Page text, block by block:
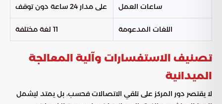
ساعات العمل على مدار 24 ساعة دون توقف
اللغات المدعومة 11 لغة مختلفة
تصنيف الاستفسارات وآلية المعالجة
الميدانية
لا يقتصر دور المركز على تلقي الاتصالات فحسب، بل يمتد ليشمل